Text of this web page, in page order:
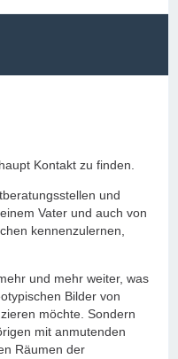
Kontakt zu finden.
und
Vater und auch von
kennenzulernen,
und mehr weiter, was
Bilder von
möchte. Sondern
mit anmutenden
Räumen der